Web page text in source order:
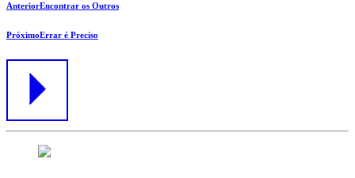
AnteriorEncontrar os Outros
PróximoErrar é Preciso